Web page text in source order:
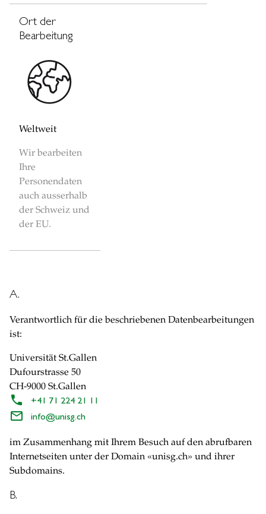
Ort der
Bearbeitung
Weltweit
Wir bearbeiten
Ihre
Personendaten
auch ausserhalb
der Schweiz und
der EU.
A.
Verantwortlich für die beschriebenen Datenbearbeitungen
ist:
Universität St.Gallen
Dufourstrasse 50
CH-9000 St.Gallen
+41 71 224 21 11
info@unisg.ch
im Zusammenhang mit Ihrem Besuch auf den abrufbaren
Internetseiten unter der Domain «unisg.ch» und ihrer
Subdomains.
B.